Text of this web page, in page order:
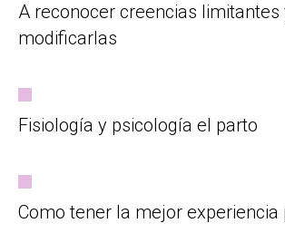
A reconocer creencias limitantes
modificarlas
Fisiología y psicología el parto
Como tener la mejor experiencia